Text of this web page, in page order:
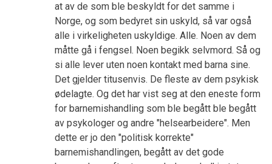
at av de som ble beskyldt for det samme i
Norge, og som bedyret sin uskyld, så var også
alle i virkeligheten uskyldige. Alle. Noen av dem
måtte gå i fengsel. Noen begikk selvmord. Så og
si alle lever uten noen kontakt med barna sine.
Det gjelder titusenvis. De fleste av dem psykisk
ødelagte. Og det har vist seg at den eneste form
for barnemishandling som ble begått ble begått
av psykologer og andre "helsearbeidere". Men
dette er jo den "politisk korrekte"
barnemishandlingen, begått av det gode